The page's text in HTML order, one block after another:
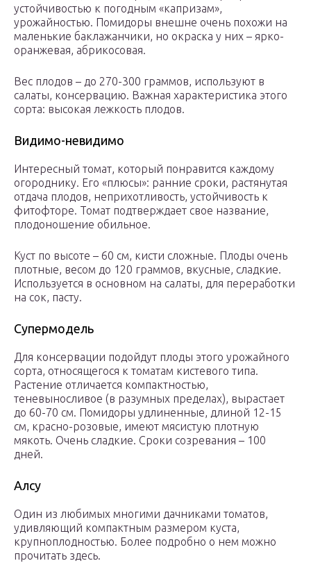
устойчивостью к погодным «капризам»,
урожайностью. Помидоры внешне очень похожи на
маленькие баклажанчики, но окраска у них – ярко-
оранжевая, абрикосовая.
Вес плодов – до 270-300 граммов, используют в
салаты, консервацию. Важная характеристика этого
сорта: высокая лежкость плодов.
Видимо-невидимо
Интересный томат, который понравится каждому
огороднику. Его «плюсы»: ранние сроки, растянутая
отдача плодов, неприхотливость, устойчивость к
фитофторе. Томат подтверждает свое название,
плодоношение обильное.
Куст по высоте – 60 см, кисти сложные. Плоды очень
плотные, весом до 120 граммов, вкусные, сладкие.
Используется в основном на салаты, для переработки
на сок, пасту.
Супермодель
Для консервации подойдут плоды этого урожайного
сорта, относящегося к томатам кистевого типа.
Растение отличается компактностью,
теневыносливое (в разумных пределах), вырастает
до 60-70 см. Помидоры удлиненные, длиной 12-15
см, красно-розовые, имеют мясистую плотную
мякоть. Очень сладкие. Сроки созревания – 100
дней.
Алсу
Один из любимых многими дачниками томатов,
удивляющий компактным размером куста,
крупноплодностью. Более подробно о нем можно
прочитать здесь.